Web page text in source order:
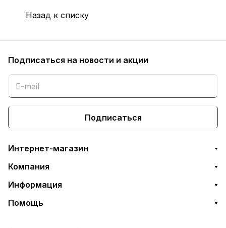
Назад к списку
Подписаться на новости и акции
Подписаться
Интернет-магазин
Компания
Информация
Помощь